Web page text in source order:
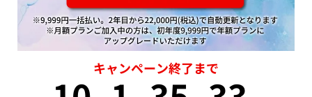
キャンペーン終了まで